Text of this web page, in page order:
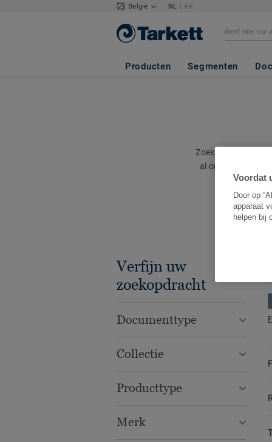
België NL | FR
Producten Segmenten
Zoekt u een
al onze
terug
Verfijn uw
zoekopdracht
Documenttype
Collectie
Producttype
Merk
Voordat
Door op
apparaat
helpen bij